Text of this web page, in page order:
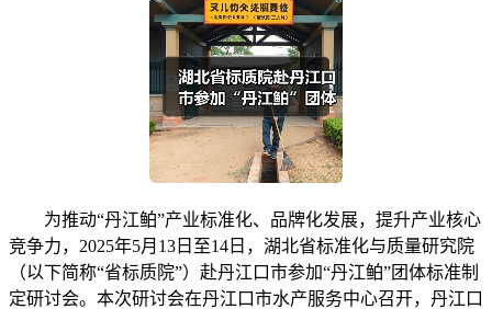
为推动“丹江鲌”产业标准化、品牌化发展，提升产业核心
竞争力，2025年5月13日至14日，湖北省标准化与质量研究院
（以下简称“省标质院”）赴丹江口市参加“丹江鲌”团体标准制
定研讨会。本次研讨会在丹江口市水产服务中心召开，丹江口